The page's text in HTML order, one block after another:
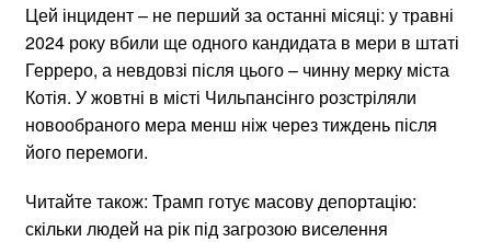
Цей інцидент – не перший за останні місяці: у травні
2024 року вбили ще одного кандидата в мери в штаті
Герреро, а невдовзі після цього – чинну мерку міста
Котія. У жовтні в місті Чильпансінго розстріляли
новообраного мера менш ніж через тиждень після
його перемоги.
Читайте також: Трамп готує масову депортацію:
скільки людей на рік під загрозою виселення